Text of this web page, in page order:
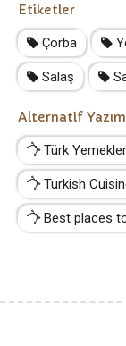
Etiketler
Çorba
Salaş
Alternatif
Türk
Turkish
Best places